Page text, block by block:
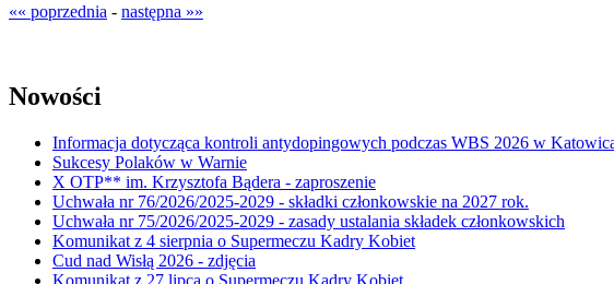
«« poprzednia - następna »»
Nowości
Informacja dotycząca kontroli antydopingowych podczas WBS 2026 w
Sukcesy Polaków w Warnie
X OTP** im. Krzysztofa Bądera - zaproszenie
Uchwała nr 76/2026/2025-2029 - składki członkowskie na 2027 rok.
Uchwała nr 75/2026/2025-2029 - zasady ustalania składek członkowskich
Komunikat z 4 sierpnia o Supermeczu Kadry Kobiet
Cud nad Wisłą 2026 - zdjęcia